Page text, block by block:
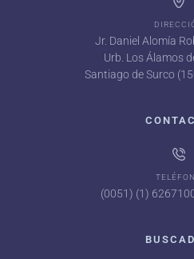
Jr. Daniel Alomía
Urb. Los Álamos
Santiago de Surco
(0051) (1)